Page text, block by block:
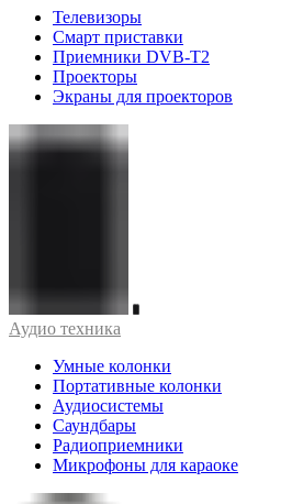
Телевизоры
Смарт приставки
Приемники DVB-T2
Проекторы
Экраны для проекторов
Аудио техника
Умные колонки
Портативные колонки
Аудиосистемы
Саундбары
Радиоприемники
Микрофоны для караоке